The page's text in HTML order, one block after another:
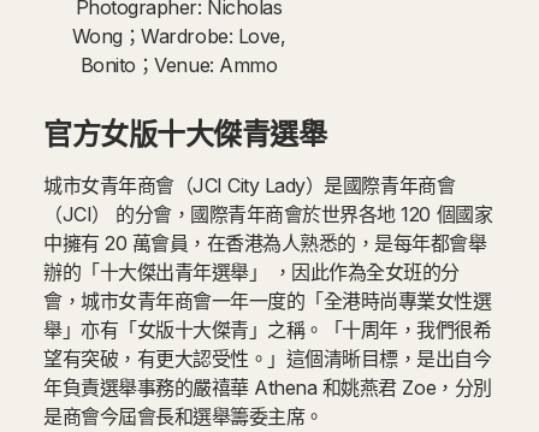
Photographer: Nicholas
Wong；Wardrobe: Love,
Bonito；Venue: Ammo
官方女版十大傑青選舉
城市女青年商會（JCI City Lady）是國際青年商會
（JCI） 的分會，國際青年商會於世界各地 120 個國家
中擁有 20 萬會員，在香港為人熟悉的，是每年都會舉
辦的「⼗大傑出青年選舉」 ，因此作為全女班的分
會，城市女青年商會一年一度的「全港時尚專業女性選
舉」亦有「女版十大傑青」之稱。「十周年，我們很希
望有突破，有更大認受性。」這個清晰目標，是出自今
年負責選舉事務的嚴禧華 Athena 和姚燕君 Zoe，分別
是商會今屆會長和選舉籌委主席。